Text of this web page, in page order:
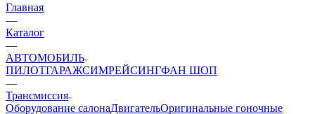
Главная
—
Каталог
—
АВТОМОБИЛЬ
ПИЛОТГАРАЖСИМРЕЙСИНГФАН ШОП
—
Трансмиссия
Оборудование салонаДвигательОригинальные гоночные